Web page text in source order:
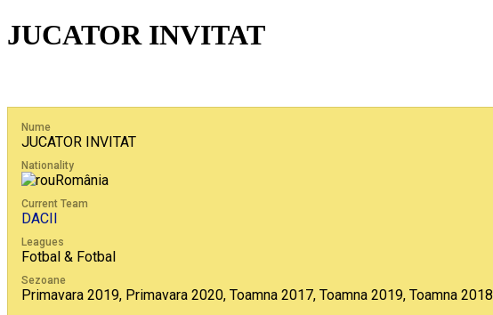
JUCATOR INVITAT
Nume
JUCATOR INVITAT
Nationality
România
Current Team
DACII
Leagues
Fotbal & Fotbal
Sezoane
Primavara 2019, Primavara 2020, Toamna 2017, Toamna 2019, Toamna 2018